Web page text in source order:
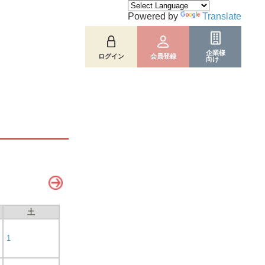
ログイン 会員登録
企業様
向け
Powered by Translate
土
1